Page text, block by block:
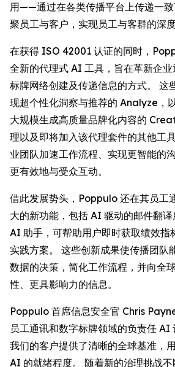
用——通过在各类传播平台上传递一
聚员工与客户，实现员工与客群的深
在获得 ISO 42001 认证的同时，
全新的代理式 AI 工具，旨在革新企
标牌网络创建及传递信息的方式。 这
现超个性化洞察与推荐的 Analyze ，
大规模生成高质量品牌化内容的
理以及即将加入该代理套件的其他工
业团队加速工作流程、实现更智能的
更有效地与受众互动。
借此发展势头，Poppulo 还在其员工
大的新功能，包括 AI 驱动的邮件翻
AI 助手，可帮助用户即时获取绩效指
实践方案。 这些创新成果使传播团队
数据的决策，简化工作流程，并向全
性、更具影响力的信息。
Poppulo 首席信息安全官 Chris
员工通讯和数字标牌领域的负责任 AI
我们的客户提供了清晰的全球基准，
AI 的就绪程度。 随着新的治理挑战